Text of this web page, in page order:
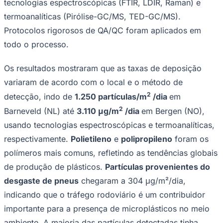
Goiás
Pesquisa, resultados e metodologia
Em meados de 2024, foram coletadas amostras usando
urbanas de Melbourne (AU), Budapeste (HU), Bergen
(NO), Gijón (ES), Rovaniemi (FI), Aabybro (DK),
Barneveld (NL), Northampton (UK), Sacramento e South
Bend (EUA). Locais rurais em Pelkosenniemi (FI) e Alta
(NO) forneceram amostras de referência para
comparação.
As amostras foram preparadas e analisadas em todos os
laboratórios da Eurofins Environment Testing que
realizam testes de microplásticos, utilizando uma série
de tecnologias de detecção de ponta, incluindo
tecnologias espectroscópicas (FTIR, LDIR, Raman) e